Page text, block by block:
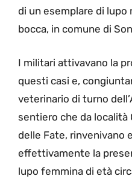
di un esemplare di lupo
bocca, in comune di
I militari attivavano la
questi casi e,
veterinario di turno
sentiero che da località
delle Fate, rinvenivano
effettivamente la
lupo femmina di età